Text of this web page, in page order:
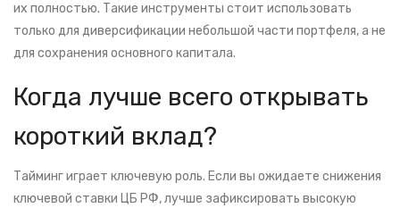
их полностью. Такие инструменты стоит использовать
только для диверсификации небольшой части портфеля, а не
для сохранения основного капитала.
Когда лучше всего открывать
короткий вклад?
Тайминг играет ключевую роль. Если вы ожидаете снижения
ключевой ставки ЦБ РФ, лучше зафиксировать высокую